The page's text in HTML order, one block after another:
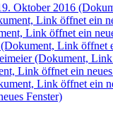
Oktober 2016
Link öffnet ein
Link öffnet ein
(Dokument, Link öffnet
(Dokument, Link
Link öffnet ein
Link öffnet ein
Fenster)